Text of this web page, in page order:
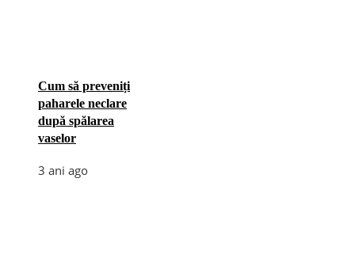
Cum să preveniți
paharele neclare
după spălarea
vaselor
3 ani ago